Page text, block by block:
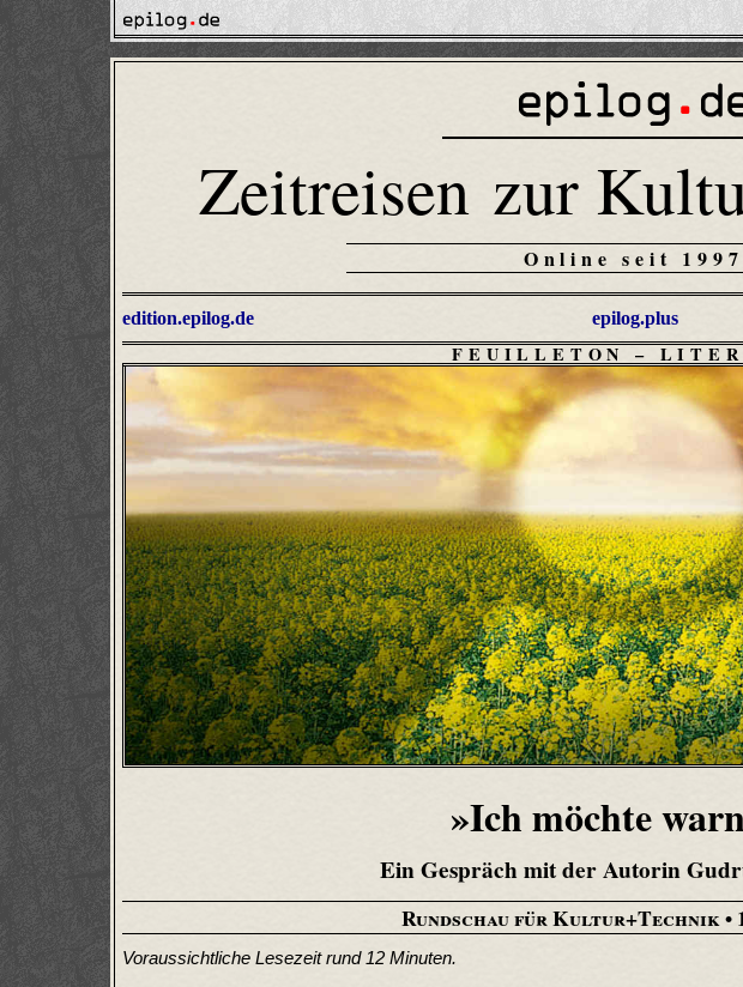
Zeitreisen zur
Online seit 1997
edition.epilog.de epilog.plus
FEUILLETON–
»Ich möchte
Ein Gespräch mit der Autorin
Rundschau für Kultur+Technik•
Voraussichtliche Lesezeit rund 12 Minuten.